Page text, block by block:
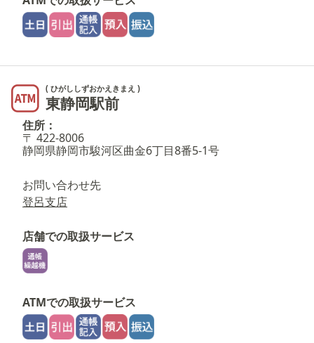
( ひがししずおかえきまえ )
東静岡駅前
住所：
〒 422-8006
静岡県静岡市駿河区曲金6丁目8番5-1号
お問い合わせ先
登呂支店
店舗での取扱サービス
ATMでの取扱サービス